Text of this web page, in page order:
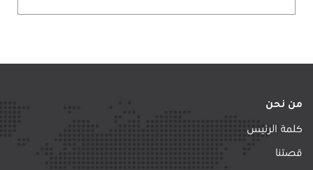
من نحن
كلمة الرئيس
قصتنا